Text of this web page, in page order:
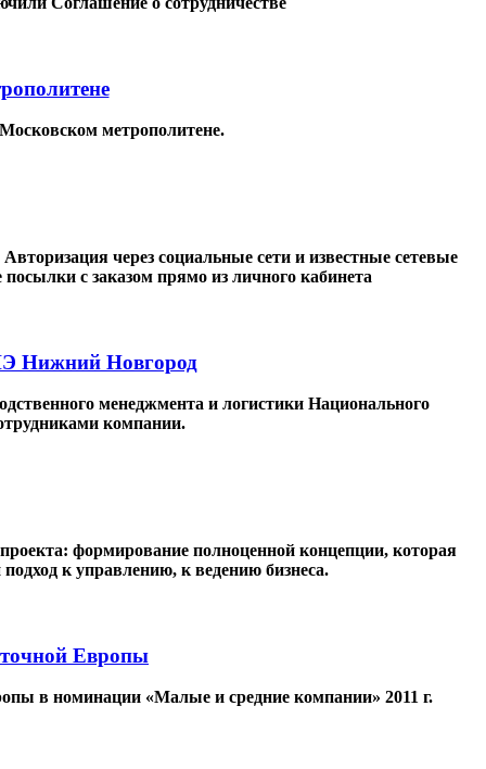
метрополитене.
через социальные сети и известные сетевые
с заказом прямо из личного кабинета
Нижний Новгород
менеджмента и логистики Национального
компании.
формирование полноценной концепции, которая
к управлению, к ведению бизнеса.
Европы
в номинации «Малые и средние компании» 2011 г.